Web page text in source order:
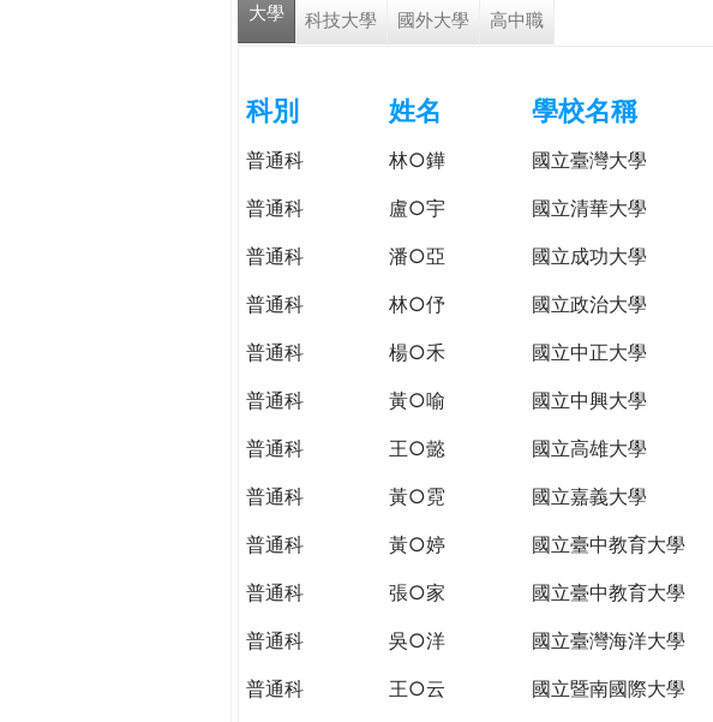
r
e
r
e
大學 科技大學 國外大學 高中職
科別 姓名 學校名稱
普通科 林○鏵 國立臺灣大學
普通科
盧○宇 國立清華大學
普通科
潘○亞 國立成功大學
普通科
林○伃 國立政治大學
普通科
楊○禾 國立中正大學
普通科
黃○喻 國立中興大學
普通科
王○懿 國立高雄大學
普通科
黃○霓 國立嘉義大學
普通科
黃○婷 國立臺中教育大學
普通科
張○家 國立臺中教育大學
普通科
吳○洋 國立臺灣海洋大學
普通科
王○云 國立暨南國際大學